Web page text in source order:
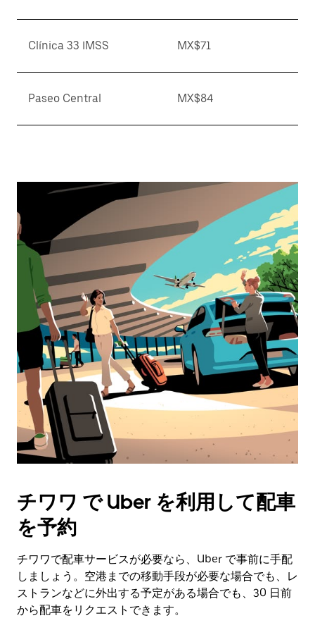
Clínica 33 IMSS MX$71
Paseo Central MX$84
チワワ で Uber を利用して配車
を予約
チワワで配車サービスが必要なら、Uber で事前に手配
しましょう。空港までの移動手段が必要な場合でも、レ
ストランなどに外出する予定がある場合でも、30 日前
から配車をリクエストできます。